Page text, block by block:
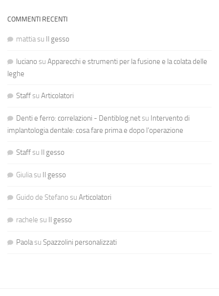
COMMENTI RECENTI
mattiasu Il gesso
luciano su Apparecchi e strumenti per la fusione e la colata delle
leghe
Staffsu Articolatori
Denti e ferro: correlazioni - Dentiblog.netsu Intervento di
implantologia dentale: cosa fare prima e dopo l’operazione
Staffsu Il gesso
Giuliasu Il gesso
Guido de Stefano su Articolatori
rachele su Il gesso
Paolasu Spazzolini personalizzati